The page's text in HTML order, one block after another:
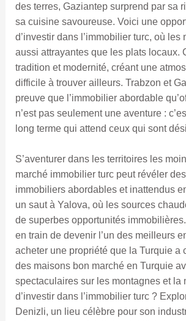
des terres, Gaziantep surprend par sa
sa cuisine savoureuse. Voici une
d’investir dans l’immobilier turc, où les
aussi attrayantes que les plats locaux.
tradition et modernité, créant une
difficile à trouver ailleurs. Trabzon et
preuve que l’immobilier abordable
n’est pas seulement une aventure :
long terme qui attend ceux qui sont
S’aventurer dans les territoires les
marché immobilier turc peut révéler
immobiliers abordables et inattendus
un saut à Yalova, où les sources
de superbes opportunités
en train de devenir l’un des meilleurs
acheter une propriété que la Turquie a
des maisons bon marché en Turquie
spectaculaires sur les montagnes et la
d’investir dans l’immobilier turc ?
Denizli, un lieu célèbre pour son